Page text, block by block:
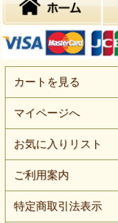
商品内容
原産地
原材料
賞味期限
保存方法
お召し上がり方
カートを見る
マイページへ
お気に入りリスト
ご利用案内
特定商取引法表示